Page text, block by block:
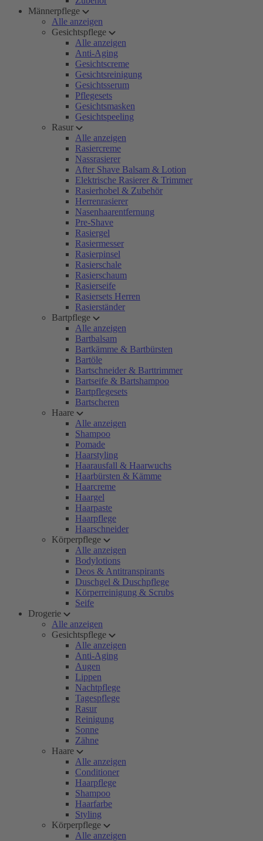
Männerpflege
Alle anzeigen
Gesichtspflege
Alle anzeigen
Anti-Aging
Gesichtscreme
Gesichtsreinigung
Gesichtsserum
Pflegesets
Gesichtsmasken
Gesichtspeeling
Rasur
Alle anzeigen
Rasiercreme
Nassrasierer
After Shave Balsam & Lotion
Elektrische Rasierer & Trimmer
Rasierhobel & Zubehör
Herrenrasierer
Nasenhaarentfernung
Pre-Shave
Rasiergel
Rasiermesser
Rasierpinsel
Rasierschale
Rasierschaum
Rasierseife
Rasiersets Herren
Rasierständer
Bartpflege
Alle anzeigen
Bartbalsam
Bartkämme & Bartbürsten
Bartöle
Bartschneider & Barttrimmer
Bartseife & Bartshampoo
Bartpflegesets
Bartscheren
Haare
Alle anzeigen
Shampoo
Pomade
Haarstyling
Haarausfall & Haarwuchs
Haarbürsten & Kämme
Haarcreme
Haargel
Haarpaste
Haarpflege
Haarschneider
Körperpflege
Alle anzeigen
Bodylotions
Deos & Antitranspirants
Duschgel & Duschpflege
Körperreinigung & Scrubs
Seife
Drogerie
Alle anzeigen
Gesichtspflege
Alle anzeigen
Anti-Aging
Augen
Lippen
Nachtpflege
Tagespflege
Rasur
Reinigung
Sonne
Zähne
Haare
Alle anzeigen
Conditioner
Haarpflege
Shampoo
Haarfarbe
Styling
Körperpflege
Alle anzeigen